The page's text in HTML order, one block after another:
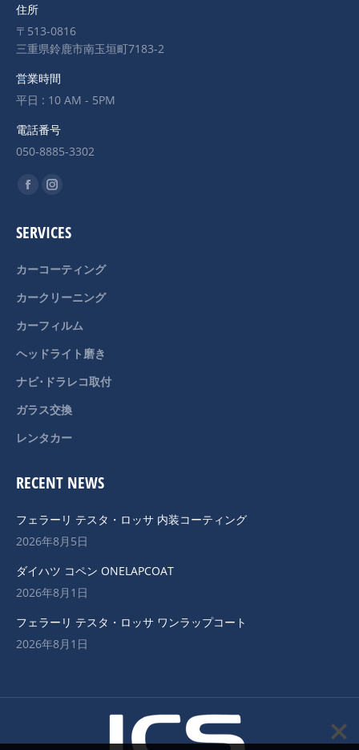
住所
〒513-0816
三重県鈴鹿市南玉垣町7183-2
営業時間
平日 : 10 AM - 5PM
電話番号
050-8885-3302
Find us on:
Facebook
opens
new
window
Instagram
opens
new
window
SERVICES
カーコーティング
カークリーニング
カーフィルム
ヘッドライト磨き
ナビ･ドラレコ取付
ガラス交換
レンタカー
RECENT NEWS
フェラーリ テスタ・ロッサ 内装コーティング
2026年8月5日
ダイハツ コペン ONELAPCOAT
2026年8月1日
フェラーリ テスタ・ロッサ ワンラップコート
2026年8月1日